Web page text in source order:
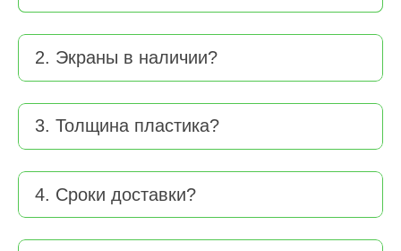
2. Экраны в наличии?
3. Толщина пластика?
4. Сроки доставки?